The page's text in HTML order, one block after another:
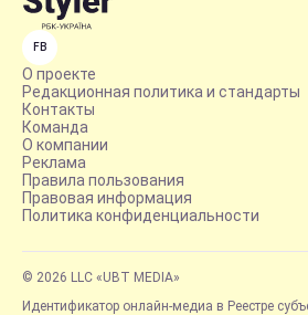
FB
О проекте
Редакционная политика и стандарты
Контакты
Команда
О компании
Реклама
Правила пользования
Правовая информация
Политика конфиденциальности
© 2026 LLC «UBT MEDIA»
Идентификатор онлайн-медиа в Реестре